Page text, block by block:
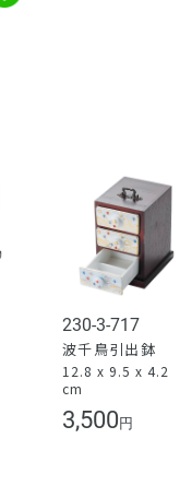
230-3-717
波千鳥引出鉢
12.8 x 9.5 x 4.2
cm
3,500 円